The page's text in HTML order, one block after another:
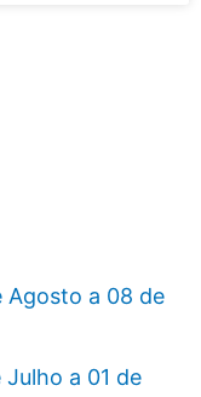
Agosto a 08 de
a 01 de